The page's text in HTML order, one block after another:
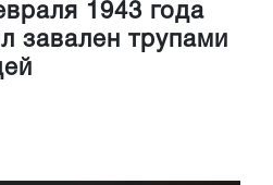
1943 года
завален трупами